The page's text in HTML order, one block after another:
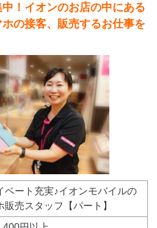
！イオンのお店の中にある
の接客、販売するお仕事を
ベート充実♪イオンモバイルの
販売スタッフ【パート】